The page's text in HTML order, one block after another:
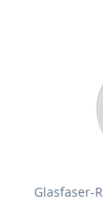
Glasfaser-